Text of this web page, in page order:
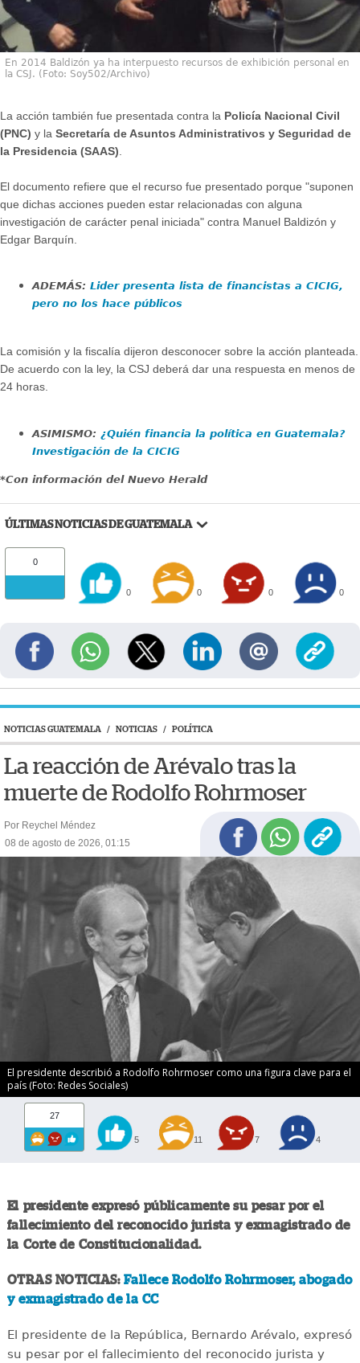
En 2014 Baldizón ya ha interpuesto recursos de exhibición personal en
la CSJ. (Foto: Soy502/Archivo)
La acción también fue presentada contra la Policía Nacional Civil
(PNC) y la Secretaría de Asuntos Administrativos y Seguridad de
la Presidencia (SAAS)
El documento refiere que el recurso fue presentado porque "suponen
que dichas acciones pueden estar relacionadas con alguna
investigación de carácter penal iniciada" contra Manuel Baldizón y
Edgar Barquín.
ADEMÁS: Lider presenta lista de financistas a CICIG,
pero no los hace públicos
La comisión y la fiscalía dijeron desconocer sobre la acción planteada.
De acuerdo con la ley, la CSJ deberá dar una respuesta en menos de
24 horas.
ASIMISMO: ¿Quién financia la política en Guatemala?
Investigación de la CICIG
*Con información del Nuevo Herald
ÚLTIMAS NOTICIAS DE GUATEMALA
0
0 0 0 0
NOTICIAS GUATEMALA / NOTICIAS / POLÍTICA
La reacción de Arévalo tras la
muerte de Rodolfo Rohrmoser
Por Reychel Méndez
08 de agosto de 2026, 01:15
El presidente describió a Rodolfo Rohrmoser como una figura clave para el
país (Foto: Redes Sociales)
27
5 11 7 4
El presidente expresó públicamente su pesar por el
fallecimiento del reconocido jurista y exmagistrado de
la Corte de Constitucionalidad.
OTRAS NOTICIAS: Fallece Rodolfo Rohrmoser, abogado
y exmagistrado de la CC
El presidente de la República, Bernardo Arévalo, expresó
su pesar por el fallecimiento del reconocido jurista y